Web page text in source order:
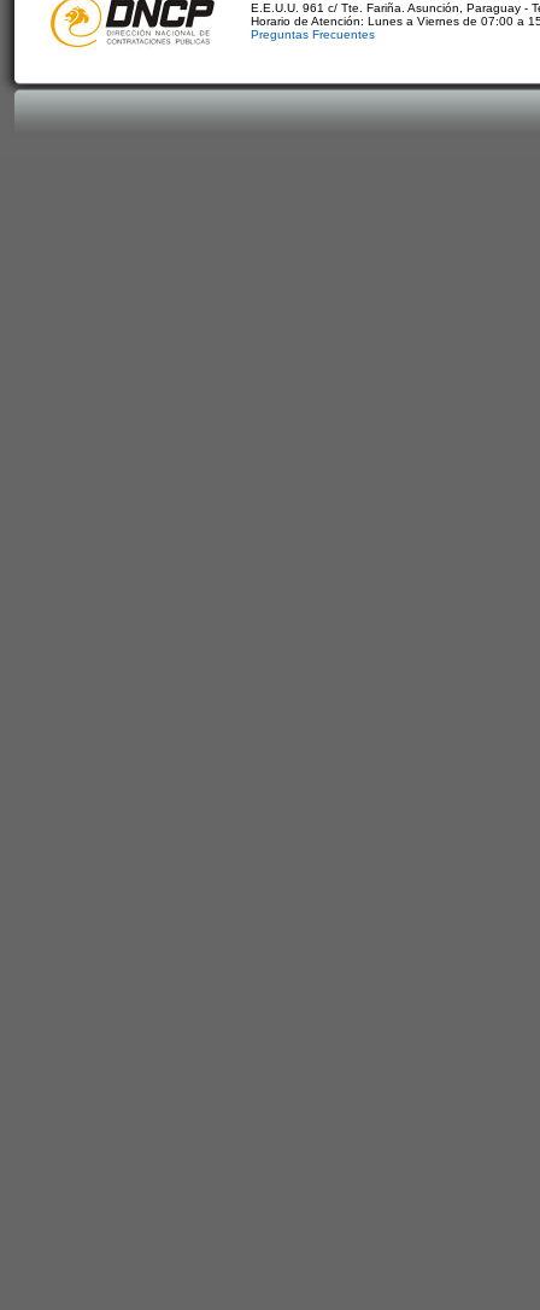
E.E.U.U. 961 c/ Tte. Fariña. Asunción, Paraguay -
Horario de Atención: Lunes a Viernes de 07:00 a
Preguntas Frecuentes